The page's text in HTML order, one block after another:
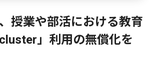
授業や部活における教育
」利用の無償化を